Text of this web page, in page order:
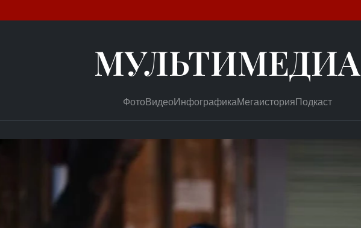
МУЛЬТИМЕДИА
ФотоВидеоИнфографикаМегаисторияПодкаст